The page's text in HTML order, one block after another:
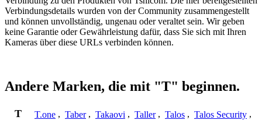
Verbindungsdetails wurden von der Community zusammengestellt
und können unvollständig, ungenau oder veraltet sein. Wir geben
keine Garantie oder Gewährleistung dafür, dass Sie sich mit Ihren
Kameras über diese URLs verbinden können.
Andere Marken, die mit "T" beginnen.
T T.one , Taber , Takaovi , Taller , Talos , Talos Security ,